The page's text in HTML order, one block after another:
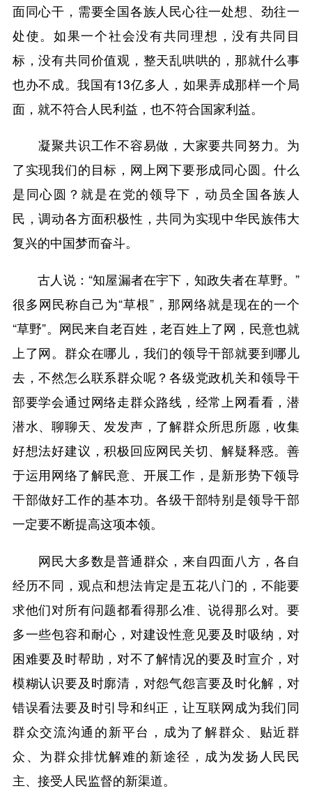
面同心干，需要全国各族人民心往一处想、劲往一
处使。如果一个社会没有共同理想，没有共同目
标，没有共同价值观，整天乱哄哄的，那就什么事
也办不成。我国有13亿多人，如果弄成那样一个局
面，就不符合人民利益，也不符合国家利益。
凝聚共识工作不容易做，大家要共同努力。为
了实现我们的目标，网上网下要形成同心圆。什么
是同心圆？就是在党的领导下，动员全国各族人
民，调动各方面积极性，共同为实现中华民族伟大
复兴的中国梦而奋斗。
古人说：“知屋漏者在宇下，知政失者在草野。”
很多网民称自己为“草根”，那网络就是现在的一个
“草野”。网民来自老百姓，老百姓上了网，民意也就
上了网。群众在哪儿，我们的领导干部就要到哪儿
去，不然怎么联系群众呢？各级党政机关和领导干
部要学会通过网络走群众路线，经常上网看看，潜
潜水、聊聊天、发发声，了解群众所思所愿，收集
好想法好建议，积极回应网民关切、解疑释惑。善
于运用网络了解民意、开展工作，是新形势下领导
干部做好工作的基本功。各级干部特别是领导干部
一定要不断提高这项本领。
网民大多数是普通群众，来自四面八方，各自
经历不同，观点和想法肯定是五花八门的，不能要
求他们对所有问题都看得那么准、说得那么对。要
多一些包容和耐心，对建设性意见要及时吸纳，对
困难要及时帮助，对不了解情况的要及时宣介，对
模糊认识要及时廓清，对怨气怨言要及时化解，对
错误看法要及时引导和纠正，让互联网成为我们同
群众交流沟通的新平台，成为了解群众、贴近群
众、为群众排忧解难的新途径，成为发扬人民民
主、接受人民监督的新渠道。